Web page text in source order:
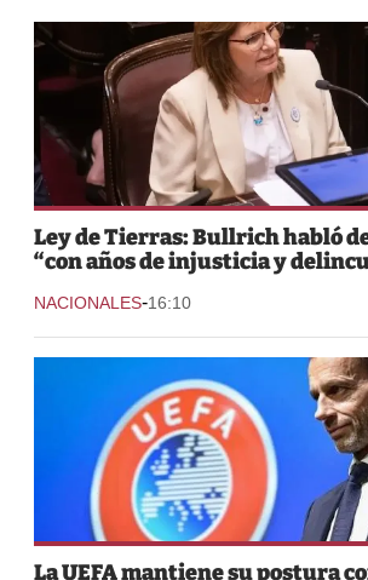
Ley de Tierras: Bullrich habló
“con años de injusticia y
NACIONALES-16:10
La UEFA mantiene su postura